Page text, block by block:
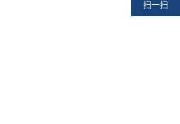
扫一扫